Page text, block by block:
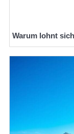
Warum lohnt